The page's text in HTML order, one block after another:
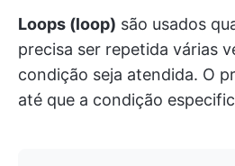
Loops (loop) são usados
precisa ser repetida várias
condição seja atendida. O
até que a condição